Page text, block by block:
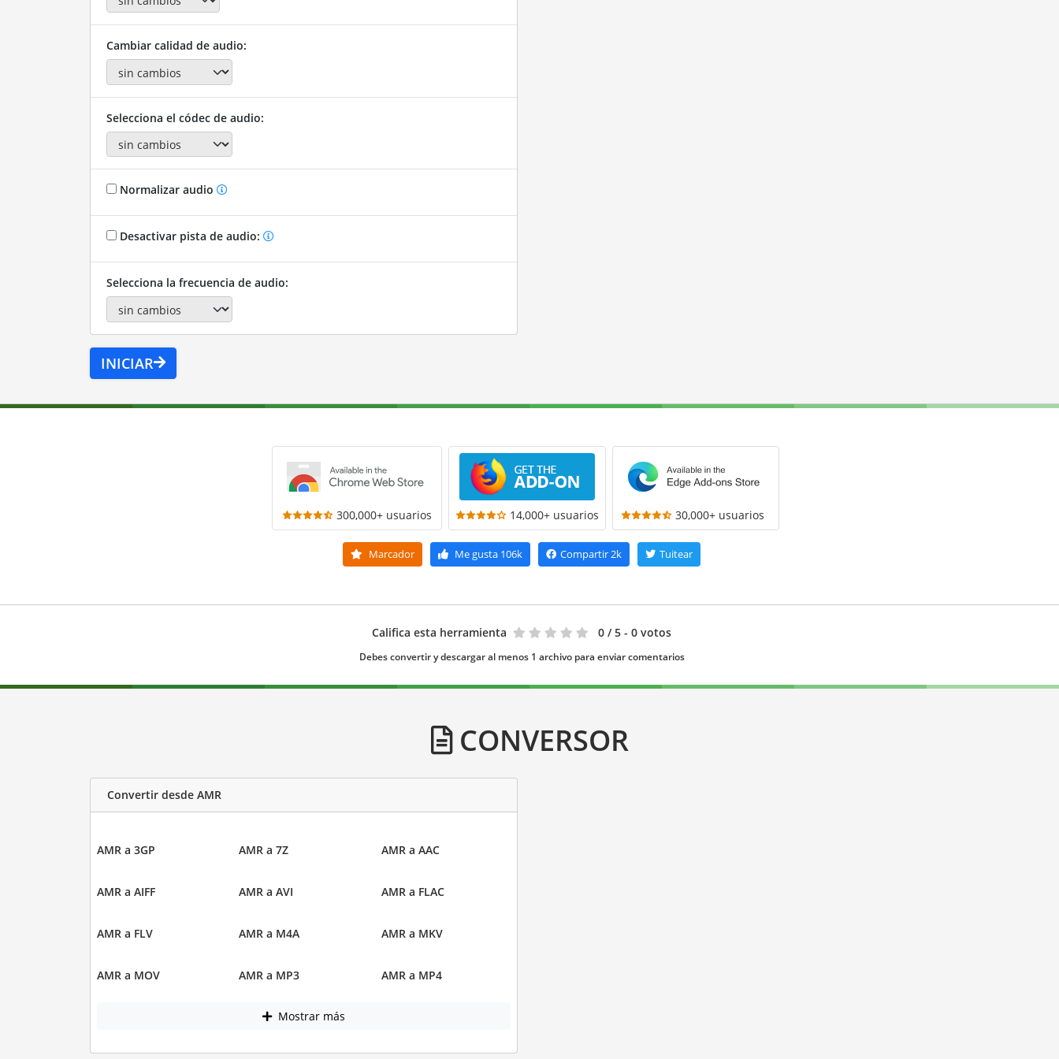
Cambiar calidad de audio:
Selecciona el códec de audio:
Normalizar audio
Desactivar pista de audio:
Selecciona la frecuencia de audio:
INICIAR
300,000+ usuarios 14,000+ usuarios 30,000+ usuarios
Marcador Me gusta 106k Compartir2k Tuitear
Califica esta herramienta 0 / 5 - 0 votos
Debes convertir y descargar al menos 1 archivo para enviar comentarios
CONVERSOR
Convertir desde AMR
AMR a 3GP AMR a 7Z AMR a AAC
AMR a AIFF AMR a AVI AMR a FLAC
AMR a FLV AMR a M4A AMR a MKV
AMR a MOV AMR a MP3 AMR a MP4
Mostrar más